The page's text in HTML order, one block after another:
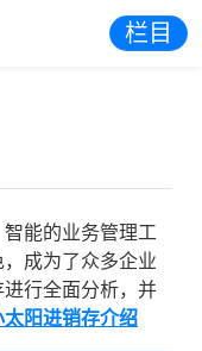
栏目
能的业务管理工
成为了众多企业
行全面分析，并
太阳进销存介绍